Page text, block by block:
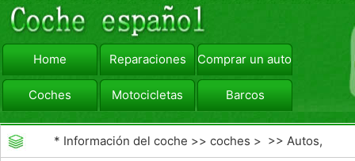
Home Reparaciones Comprar un automóvil
Coches Motocicletas Barcos
viajar Camiones
* Información del coche >>coches > >>Autos,